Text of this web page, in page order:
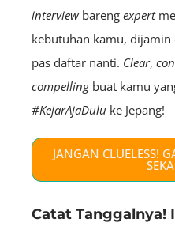
interview bareng expert
kebutuhan kamu, dijamin
pas daftar nanti. Clear,
compellingbuat kamu
#KejarAjaDulu ke Jepang!
JANGAN CLUELESS!
Catat Tanggalnya!